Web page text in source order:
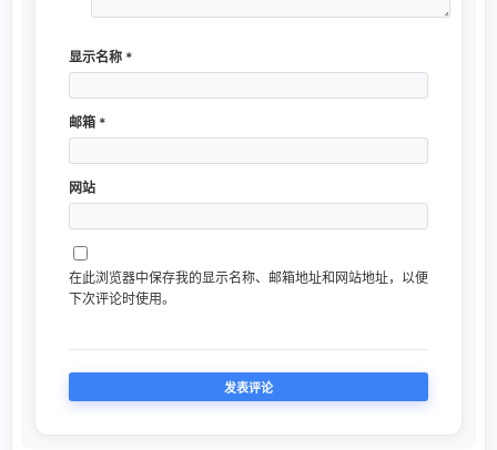
显示名称 *
邮箱 *
网站
在此浏览器中保存我的显示名称、邮箱地址和网站地址，以便
下次评论时使用。